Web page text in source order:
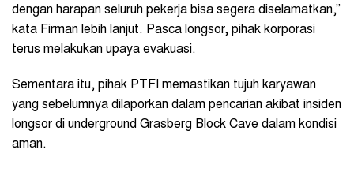
dengan harapan seluruh pekerja bisa segera diselamatkan,”
kata Firman lebih lanjut. Pasca longsor, pihak korporasi
terus melakukan upaya evakuasi.
Sementara itu, pihak PTFI memastikan tujuh karyawan
yang sebelumnya dilaporkan dalam pencarian akibat insiden
longsor di underground Grasberg Block Cave dalam kondisi
aman.